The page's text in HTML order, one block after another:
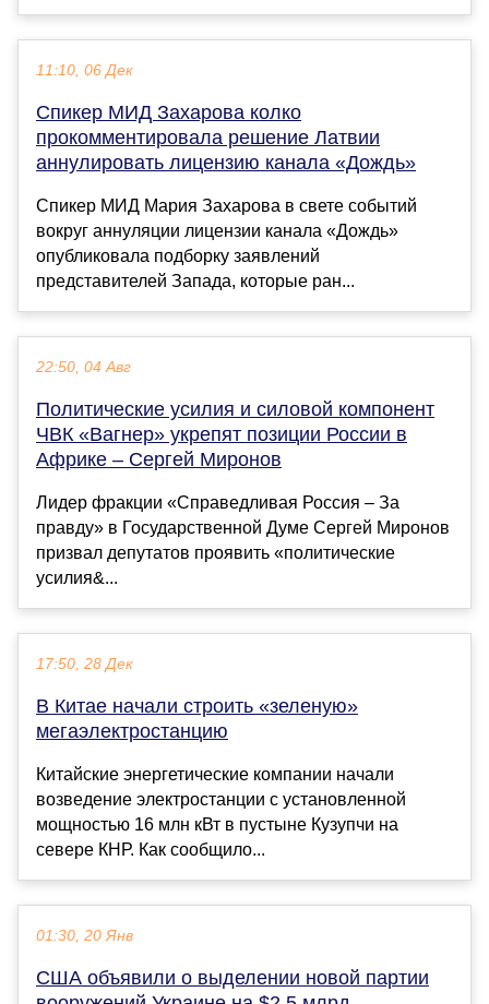
11:10, 06 Дек
Спикер МИД Захарова колко
прокомментировала решение Латвии
аннулировать лицензию канала «Дождь»
Спикер МИД Мария Захарова в свете событий
вокруг аннуляции лицензии канала «Дождь»
опубликовала подборку заявлений
представителей Запада, которые ран...
22:50, 04 Авг
Политические усилия и силовой компонент
ЧВК «Вагнер» укрепят позиции России в
Африке – Сергей Миронов
Лидер фракции «Справедливая Россия – За
правду» в Государственной Думе Сергей Миронов
призвал депутатов проявить «политические
усилия&...
17:50, 28 Дек
В Китае начали строить «зеленую»
мегаэлектростанцию
Китайские энергетические компании начали
возведение электростанции с установленной
мощностью 16 млн кВт в пустыне Кузупчи на
севере КНР. Как сообщило...
01:30, 20 Янв
США объявили о выделении новой партии